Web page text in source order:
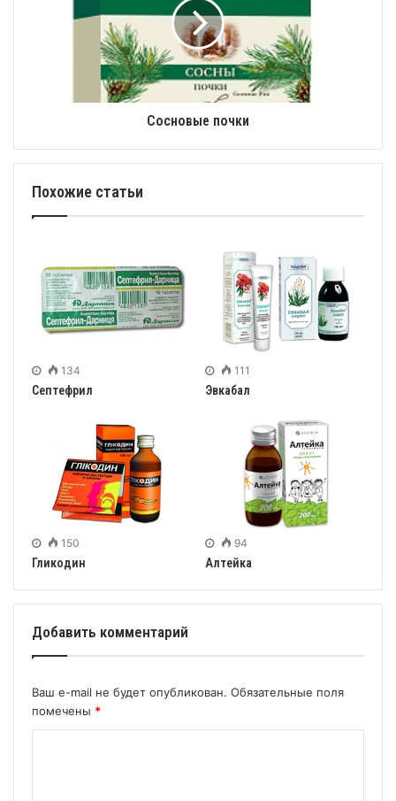
Сосновые почки
Похожие статьи
134
Септефрил
111
Эвкабал
150
Гликодин
94
Алтейка
Добавить комментарий
Ваш e-mail не будет опубликован. Обязательные поля
помечены *